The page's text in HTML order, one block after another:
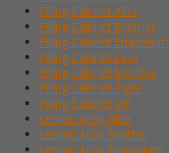
Filling Cabinet Alba
Filling Cabinet Brother
Filling Cabinet Emporium
Filling Cabinet Lion
Filling Cabinet Modera
Filling Cabinet Tiger
Filling Cabinet VIP
Lemari Arsip Alba
Lemari Arsip Brother
Lemari Arsip Emporium